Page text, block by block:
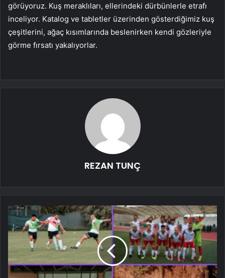
görüyoruz. Kuş meraklıları, ellerindeki dürbünlerle etrafı
inceliyor. Katalog ve tabletler üzerinden gösterdiğimiz kuş
çeşitlerini, ağaç kısımlarında beslenirken kendi gözleriyle
görme fırsatı yakalıyorlar.
REZAN TUNÇ